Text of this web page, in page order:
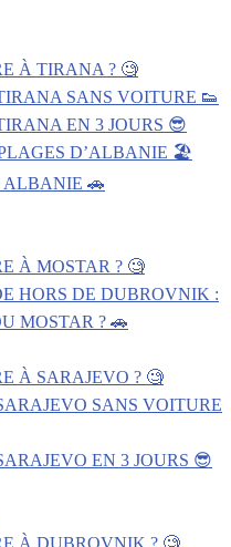
À TIRANA ? 🧐
SANS VOITURE 👟
EN 3 JOURS 😎
D’ALBANIE 🏖️
ALBANIE 🚗
À MOSTAR ? 🧐
HORS DE DUBROVNIK :
MOSTAR ? 🚗
À SARAJEVO ? 🧐
SANS VOITURE
EN 3 JOURS 😎
À DUBROVNIK ? 🧐